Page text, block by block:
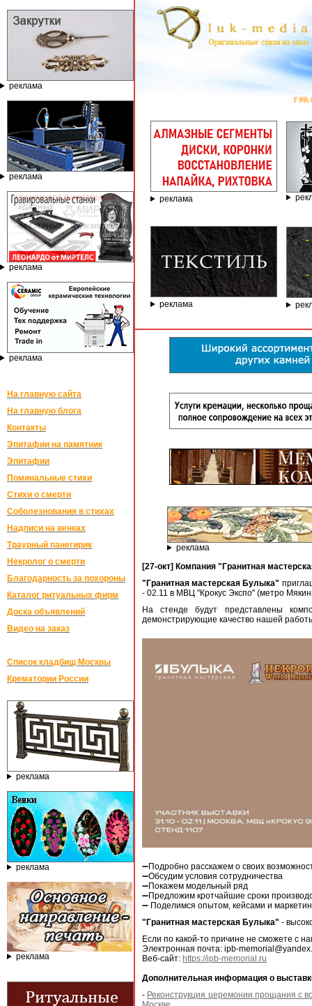
реклама
реклама
реклама
реклама
На главную сайта
На главную блога
Контакты
Эпитафии на памятник
Эпитафии
Поминальные стихи
Стихи о смерти
Соболезнования в стихах
Надписи на венках
Траурный панегирик
Некролог о смерти
Благодарность за похороны
Каталог ритуальных фирм
Доска объявлений
Видео на заказ
Список кладбищ Москвы
Крематории России
реклама
реклама
реклама
реклама
реклама
реклама
[27-окт] Компания "Гранитная
"Гранитная мастерская Булыка"
- 02.11 в МВЦ "Крокус Экспо" (метро
На стенде будут представлены
демонстрирующие качество нашей
➖Подробно расскажем о своих
➖Обсудим условия сотрудничества
➖Покажем модельный ряд
➖Предложим кротчайшие сроки
➖ Поделимся опытом, кейсами и
"Гранитная мастерская Булыка" -
Если по какой-то причине не сможете с
Электронная почта: ipb-
Веб-сайт: https://ipb-memorial.ru
Дополнительная информация о
- Реконструкция церемонии прощания